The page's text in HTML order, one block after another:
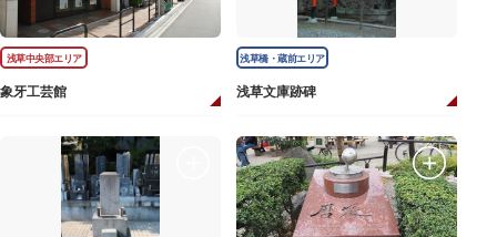
浅草中央部エリア
象牙工芸館
浅草橋・蔵前エリア
浅草文庫跡碑